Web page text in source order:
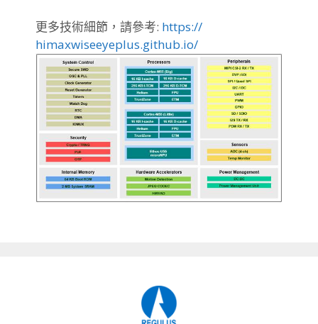
更多技術細節，請參考: https://
himaxwiseeyeplus.github.io/